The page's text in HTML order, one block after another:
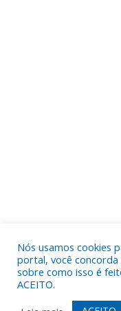
Nós usamos cookies
portal, você
sobre como isso é
ACEITO.